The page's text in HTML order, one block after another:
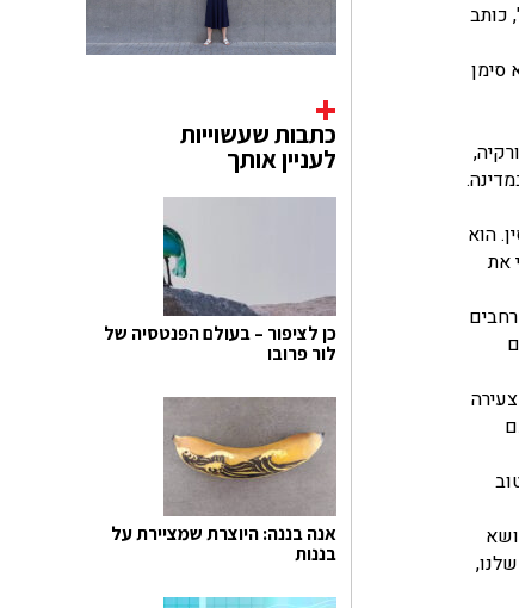
כותב
סימן
הוא
את
כתבות שעשוייות
לעניין אותך
כן לציפור – בעולם הפנטסיה של
לור פרובו
אנה בננה: היוצרת שמציירת על
בננות